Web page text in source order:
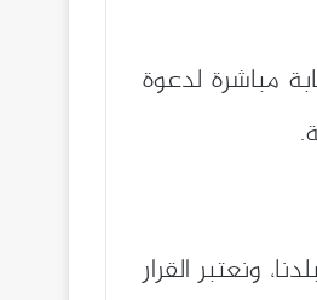
مباشرة لدعوة
ونعتبر القرار